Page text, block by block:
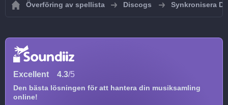
Överföring av spellista Discogs Synkronisera
Excellent 4.3/5
Den bästa lösningen för att hantera din musiksamling
online!